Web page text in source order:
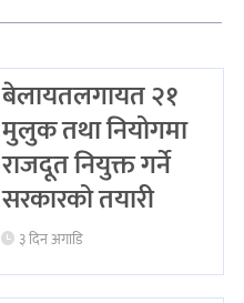
बेलायतलगायत २१
मुलुक तथा नियोगमा
राजदूत नियुक्त गर्ने
सरकारको तयारी
३ दिन अगाडि